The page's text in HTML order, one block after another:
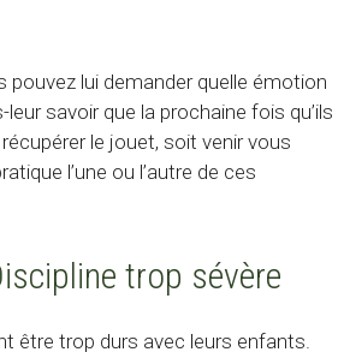
pouvez lui demander quelle émotion
savoir que la prochaine fois qu’ils
le jouet, soit venir vous
l’une ou l’autre de ces
trop sévère
être trop durs avec leurs enfants.